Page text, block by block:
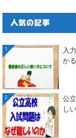
人気の記事
1
入
か
2
公
し